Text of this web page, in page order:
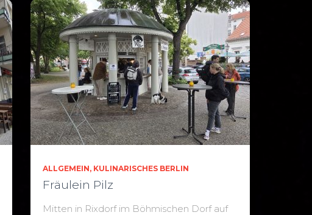
ALLGEMEIN KULINARISCHES BERLIN
Fräulein Pilz
Mitten in Rixdorf im Böhmischen Dorf auf